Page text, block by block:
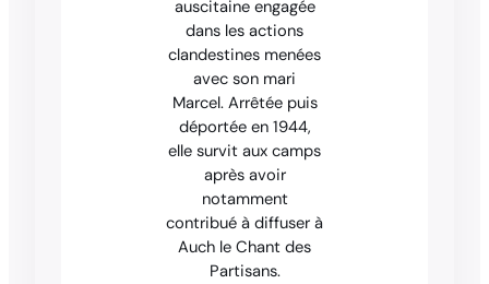
auscitaine engagée
dans les actions
clandestines menées
avec son mari
Marcel. Arrêtée puis
déportée en 1944,
elle survit aux camps
après avoir
notamment
contribué à diffuser à
Auch le Chant des
Partisans.